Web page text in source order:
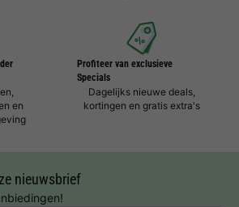
en
Profiteer van exclusieve
Specials
Dagelijks nieuwe deals,
kortingen en gratis extra's
nieuwsbrief